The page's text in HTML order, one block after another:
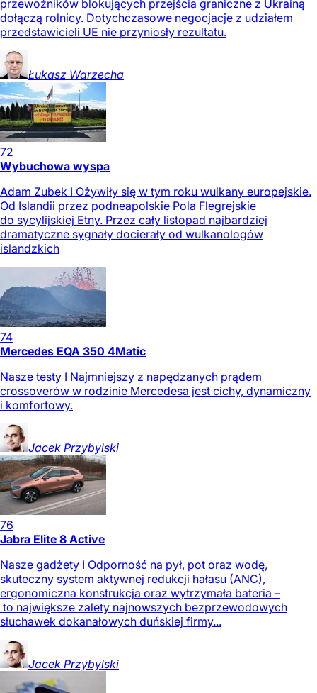
przewoźników blokujących przejścia graniczne z Ukrainą
dołączą rolnicy. Dotychczasowe negocjacje z udziałem
przedstawicieli UE nie przyniosły rezultatu.
Łukasz Warzecha
72
Wybuchowa wyspa
Adam Zubek I Ożywiły się w tym roku wulkany europejskie.
Od Islandii przez podneapolskie Pola Flegrejskie
do sycylijskiej Etny. Przez cały listopad najbardziej
dramatyczne sygnały docierały od wulkanologów
islandzkich
74
Mercedes EQA 350 4Matic
Nasze testy I Najmniejszy z napędzanych prądem
crossoverów w rodzinie Mercedesa jest cichy, dynamiczny
i komfortowy.
Jacek Przybylski
76
Jabra Elite 8 Active
Nasze gadżety I Odporność na pył, pot oraz wodę,
skuteczny system aktywnej redukcji hałasu (ANC),
ergonomiczna konstrukcja oraz wytrzymała bateria –
to największe zalety najnowszych bezprzewodowych
słuchawek dokanałowych duńskiej firmy...
Jacek Przybylski